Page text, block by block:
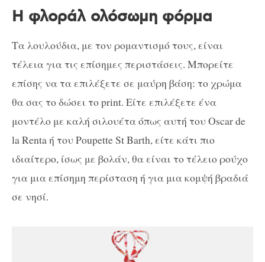
Η φλοράλ ολόσωμη φόρμα
Τα λουλούδια, με τον ρομαντισμό τους, είναι
τέλεια για τις επίσημες περιστάσεις. Μπορείτε
επίσης να τα επιλέξετε σε μαύρη βάση: το χρώμα
θα σας το δώσει το print. Είτε επιλέξετε ένα
μοντέλο με καλή σιλουέτα όπως αυτή του Oscar de
la Renta ή του Poupette St Barth, είτε κάτι πιο
ιδιαίτερο, ίσως με βολάν, θα είναι το τέλειο ρούχο
για μια επίσημη περίσταση ή για μια κομψή βραδιά
σε νησί.